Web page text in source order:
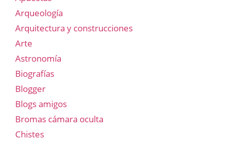
Arqueología
Arquitectura y construcciones
Arte
Astronomía
Biografías
Blogger
Blogs amigos
Bromas cámara oculta
Chistes